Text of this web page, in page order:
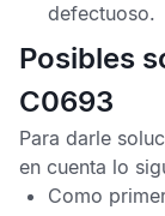
defectuoso.
Posibles
C0693
Para darle
en cuenta lo
Como